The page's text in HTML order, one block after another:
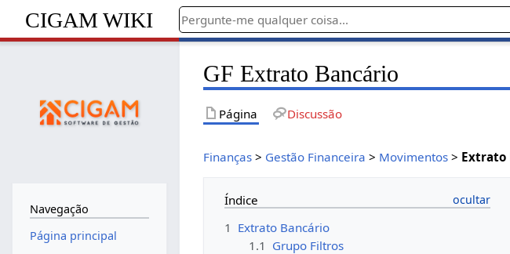
CIGAM WIKI
GF Extrato Bancário
Página Discussão
Finanças > Gestão Financeira > Movimentos > Extrato
Índice
1 Extrato Bancário
1.1 Grupo Filtros
Navegação
Página principal